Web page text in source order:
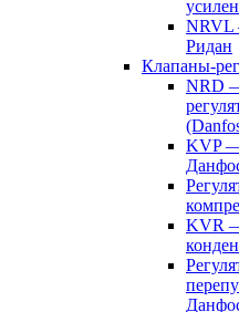
NRVL
Ридан
Клапаны-
NRD
KVP —
KVR —